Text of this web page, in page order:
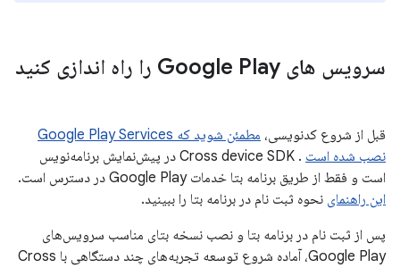
سرویس های Google Play را راه اندازی کنید
قبل از شروع کدنویسی،
مطمئن شوید که Google Play Services
نصب شده است
. Cross device SDK در پیش‌نمایش برنامه‌نویس
است و فقط از طریق برنامه بتا خدمات Google Play در دسترس است.
این راهنمای نحوه ثبت نام در برنامه بتا را ببینید.
پس از ثبت نام در برنامه بتا و نصب نسخه بتای مناسب سرویس‌های
Google Play، آماده شروع توسعه تجربه‌های چند دستگاهی با Cross